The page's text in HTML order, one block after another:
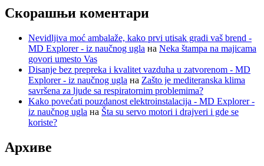
Скорашњи коментари
Nevidljiva moć ambalaže, kako prvi utisak gradi vaš brend -
MD Explorer - iz naučnog ugla на Neka štampa na majicama
govori umesto Vas
Disanje bez prepreka i kvalitet vazduha u zatvorenom - MD
Explorer - iz naučnog ugla на Zašto je mediteranska klima
savršena za ljude sa respiratornim problemima?
Kako povećati pouzdanost elektroinstalacija - MD Explorer -
iz naučnog ugla на Šta su servo motori i drajveri i gde se
koriste?
Архиве